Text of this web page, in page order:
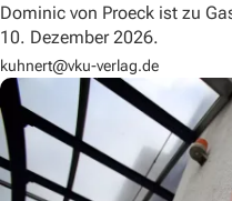
Dominic von Proeck ist zu
10. Dezember 2026.
kuhnert@vku-verlag.de